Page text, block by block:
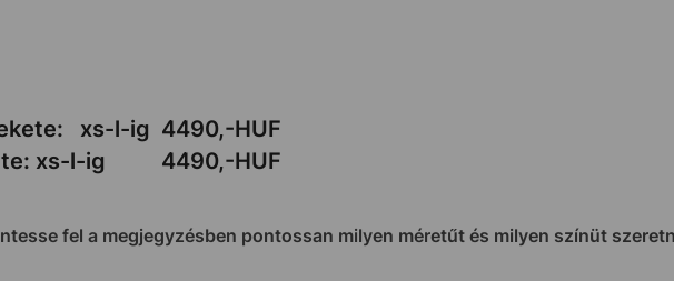
xs-l-ig 4490,-HUF
xs-l-ig 4490,-HUF
fel a megjegyzésben pontossan milyen méretűt és milyen színüt